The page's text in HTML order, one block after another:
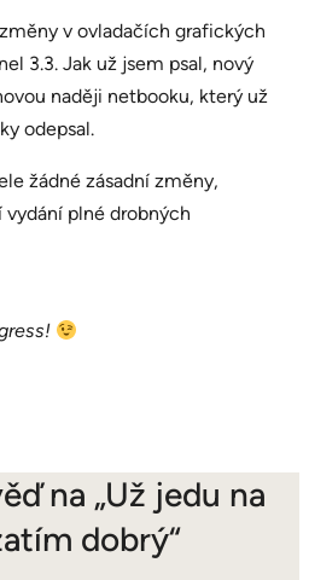
v ovladačích grafických
3.3. Jak už jsem psal, nový
naději netbooku, který už
odepsal.
žádné zásadní změny,
plné drobných
na „Už jedu na
dobrý“